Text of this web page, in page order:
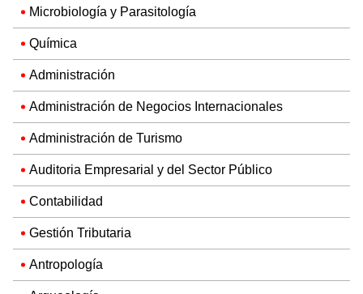
Microbiología y Parasitología
Química
Administración
Administración de Negocios Internacionales
Administración de Turismo
Auditoria Empresarial y del Sector Público
Contabilidad
Gestión Tributaria
Antropología